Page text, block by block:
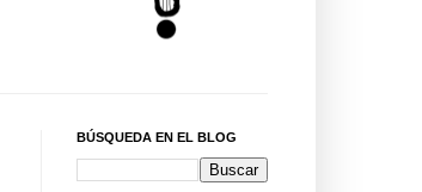
BÚSQUEDA EN EL BLOG